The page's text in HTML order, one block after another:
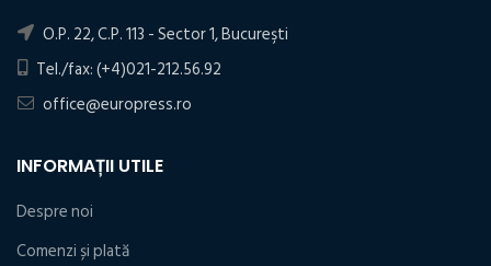
O.P. 22, C.P. 113 - Sector 1, Bucureşti
Tel./fax: (+4)021-212.56.92
office@europress.ro
INFORMAȚII UTILE
Despre noi
Comenzi și plată